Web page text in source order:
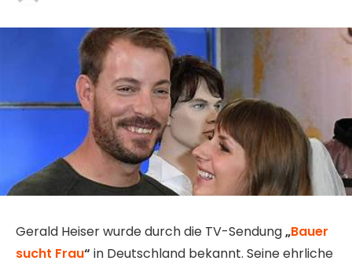
Gerald Heiser wurde durch die TV-Sendung„Bauer
sucht Frau“ in Deutschland bekannt. Seine ehrliche